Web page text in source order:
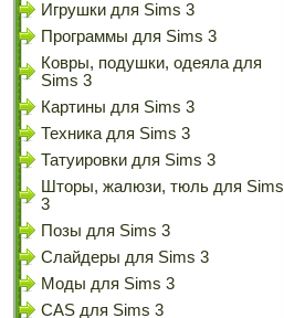
Игрушки для Sims 3
Программы для Sims 3
Ковры, подушки, одеяла для
Sims 3
Картины для Sims 3
Техника для Sims 3
Татуировки для Sims 3
Шторы, жалюзи, тюль для Sims
3
Позы для Sims 3
Слайдеры для Sims 3
Моды для Sims 3
CAS для Sims 3